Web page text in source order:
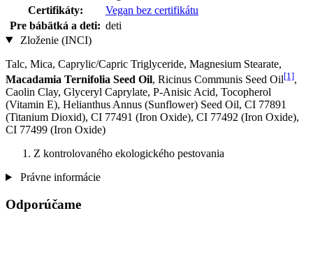
Certifikáty:
Vegan bez certifikátu
Pre bábätká a deti: deti
Zloženie (INCI)
Talc, Mica, Caprylic/Capric Triglyceride, Magnesium Stearate,
Macadamia Ternifolia Seed Oil, Ricinus Communis Seed Oil[1],
Caolin Clay, Glyceryl Caprylate, P-Anisic Acid, Tocopherol
(Vitamin E), Helianthus Annus (Sunflower) Seed Oil, CI 77891
(Titanium Dioxid), CI 77491 (Iron Oxide), CI 77492 (Iron Oxide),
CI 77499 (Iron Oxide)
Z kontrolovaného ekologického pestovania
Právne informácie
Odporúčame